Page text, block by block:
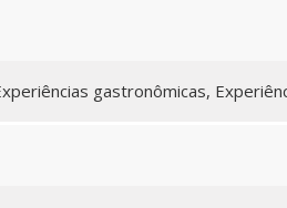
gastronômicas,